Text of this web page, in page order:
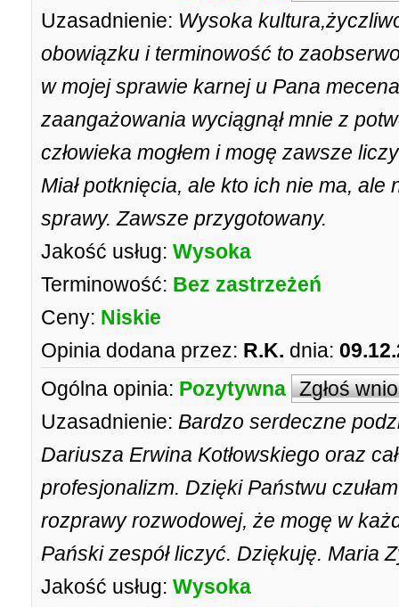
Uzasadnienie: Wysoka
obowiązku i terminowość to
w mojej sprawie karnej u Pana
zaangażowania wyciągnął mnie z
człowieka mogłem i mogę zawsze
Miał potknięcia, ale kto ich nie ma, ale
sprawy. Zawsze przygotowany.
Jakość usług: Wysoka
Terminowość: Bez zastrzeżeń
Ceny: Niskie
Opinia dodana przez: R.K. dnia:
Ogólna opinia: Pozytywna Zgłoś
Uzasadnienie: Bardzo serdeczne
Dariusza Erwina Kotłowskiego oraz
profesjonalizm. Dzięki Państwu
rozprawy rozwodowej, że mogę w
Pański zespół liczyć. Dziękuję. Maria
Jakość usług: Wysoka